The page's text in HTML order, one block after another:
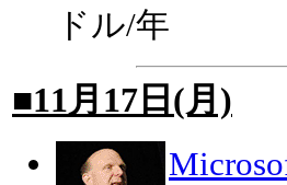
ドル/年
■11月17日(月)